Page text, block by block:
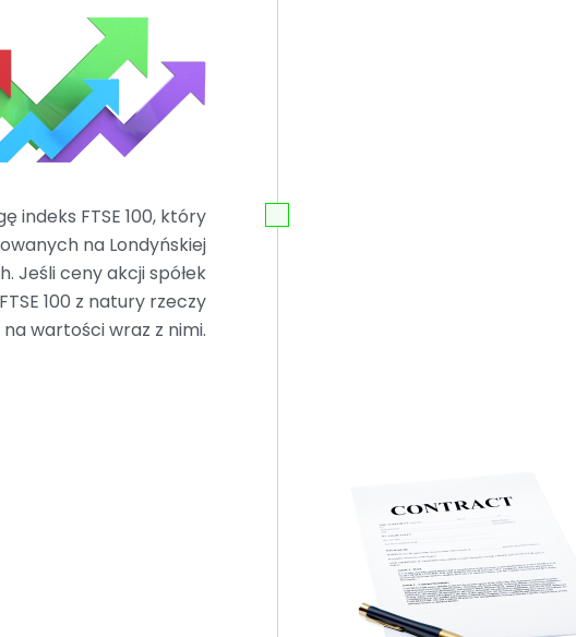
indeks FTSE 100, który
na Londyńskiej
Jeśli ceny akcji spółek
100 z natury rzeczy
na wartości wraz z nimi.